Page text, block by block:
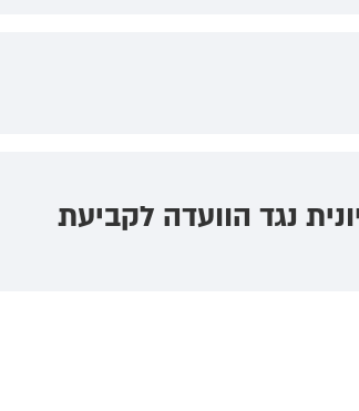
נגד הוועדה לקביעת